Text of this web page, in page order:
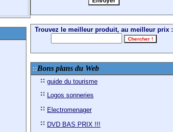
Trouvez le meilleur produit, au meilleur prix :
Bons plans du Web
guide du tourisme
Logos sonneries
Electromenager
DVD BAS PRIX !!!